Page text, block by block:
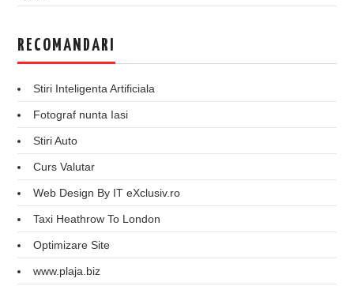
RECOMANDARI
Stiri Inteligenta Artificiala
Fotograf nunta Iasi
Stiri Auto
Curs Valutar
Web Design By IT eXclusiv.ro
Taxi Heathrow To London
Optimizare Site
www.plaja.biz